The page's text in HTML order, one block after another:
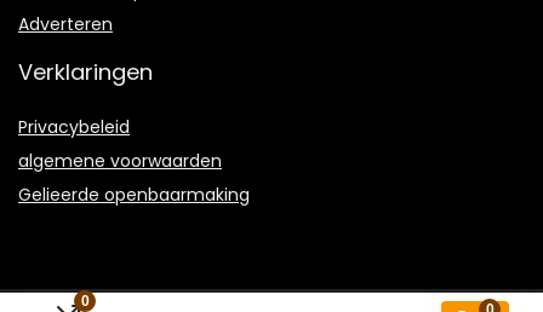
0
Adverteren
Verklaringen
Privacybeleid
algemene voorwaarden
Gelieerde openbaarmaking